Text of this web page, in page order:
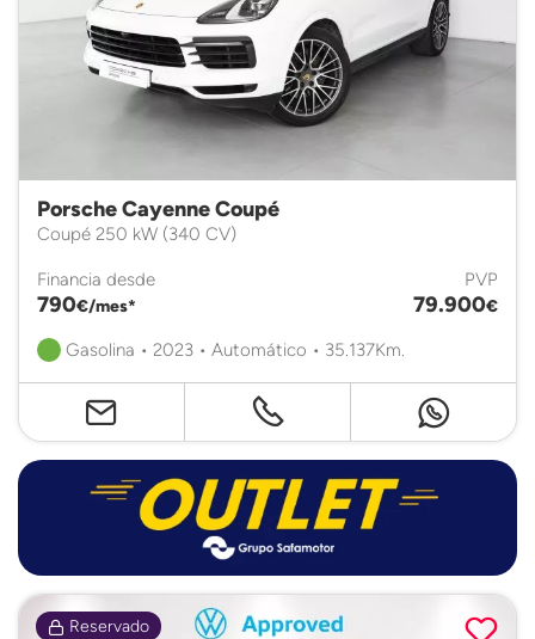
Porsche Cayenne Coupé
Coupé 250 kW (340 CV)
Financia desde
790€/mes*
PVP
79.900€
Gasolina • 2023 • Automático • 35.137Km.
Reservado